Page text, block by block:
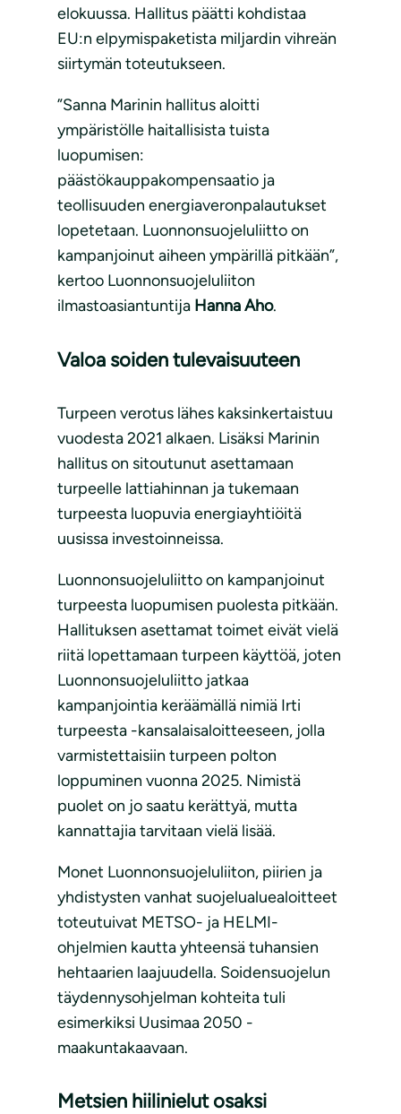
elokuussa. Hallitus päätti kohdistaa
EU:n elpymispaketista miljardin vihreän
siirtymän toteutukseen.
”Sanna Marinin hallitus aloitti
ympäristölle haitallisista tuista
luopumisen:
päästökauppakompensaatio ja
teollisuuden energiaveronpalautukset
lopetetaan. Luonnonsuojeluliitto on
kampanjoinut aiheen ympärillä pitkään”,
kertoo Luonnonsuojeluliiton
ilmastoasiantuntija Hanna Aho.
Valoa soiden tulevaisuuteen
Turpeen verotus lähes kaksinkertaistuu
vuodesta 2021 alkaen. Lisäksi Marinin
hallitus on sitoutunut asettamaan
turpeelle lattiahinnan ja tukemaan
turpeesta luopuvia energiayhtiöitä
uusissa investoinneissa.
Luonnonsuojeluliitto on kampanjoinut
turpeesta luopumisen puolesta pitkään.
Hallituksen asettamat toimet eivät vielä
riitä lopettamaan turpeen käyttöä, joten
Luonnonsuojeluliitto jatkaa
kampanjointia keräämällä nimiä Irti
turpeesta -kansalaisaloitteeseen, jolla
varmistettaisiin turpeen polton
loppuminen vuonna 2025. Nimistä
puolet on jo saatu kerättyä, mutta
kannattajia tarvitaan vielä lisää.
Monet Luonnonsuojeluliiton, piirien ja
yhdistysten vanhat suojelualuealoitteet
toteutuivat METSO- ja HELMI-
ohjelmien kautta yhteensä tuhansien
hehtaarien laajuudella. Soidensuojelun
täydennysohjelman kohteita tuli
esimerkiksi Uusimaa 2050 -
maakuntakaavaan.
Metsien hiilinielut osaksi